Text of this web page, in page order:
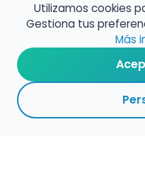
Encuentra
Asesoría
Utilizamos cookies
Gestiona tus
Más